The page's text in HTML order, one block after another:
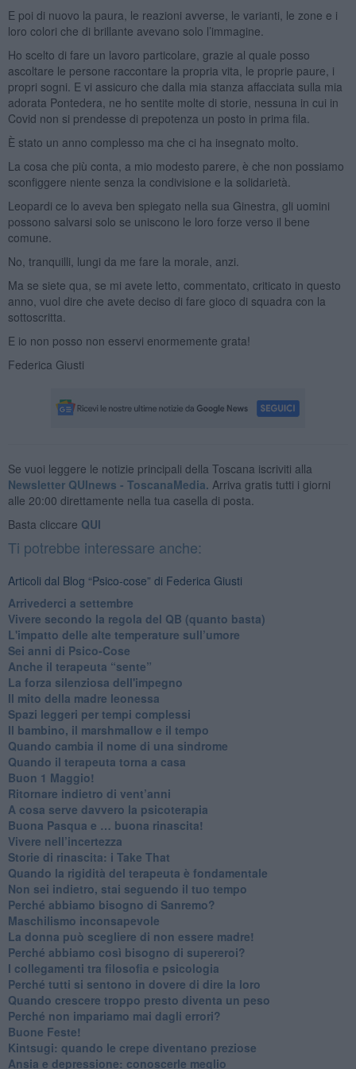
E poi di nuovo la paura, le reazioni avverse, le varianti, le zone e i
loro colori che di brillante avevano solo l’immagine.
Ho scelto di fare un lavoro particolare, grazie al quale posso
ascoltare le persone raccontare la propria vita, le proprie paure, i
propri sogni. E vi assicuro che dalla mia stanza affacciata sulla mia
adorata Pontedera, ne ho sentite molte di storie, nessuna in cui in
Covid non si prendesse di prepotenza un posto in prima fila.
È stato un anno complesso ma che ci ha insegnato molto.
La cosa che più conta, a mio modesto parere, è che non possiamo
sconfiggere niente senza la condivisione e la solidarietà.
Leopardi ce lo aveva ben spiegato nella sua Ginestra, gli uomini
possono salvarsi solo se uniscono le loro forze verso il bene
comune.
No, tranquilli, lungi da me fare la morale, anzi.
Ma se siete qua, se mi avete letto, commentato, criticato in questo
anno, vuol dire che avete deciso di fare gioco di squadra con la
sottoscritta.
E io non posso non esservi enormemente grata!
Federica Giusti
Se vuoi leggere le notizie principali della Toscana iscriviti alla
Newsletter QUInews - ToscanaMedia. Arriva gratis tutti i giorni
alle 20:00 direttamente nella tua casella di posta.
Basta cliccare QUI
Ti potrebbe interessare anche:
Articoli dal Blog “Psico-cose” di Federica Giusti
​Arrivederci a settembre
​Vivere secondo la regola del QB (quanto basta)
​L'impatto delle alte temperature sull’umore
Sei anni di Psico-Cose
​Anche il terapeuta “sente”
​La forza silenziosa dell'impegno
​Il mito della madre leonessa
Spazi leggeri per tempi complessi
Il bambino, il marshmallow e il tempo
​Quando cambia il nome di una sindrome
​Quando il terapeuta torna a casa
​Buon 1 Maggio!
Ritornare indietro di vent’anni
​A cosa serve davvero la psicoterapia
​Buona Pasqua e … buona rinascita!
​Vivere nell’incertezza
​Storie di rinascita: i Take That
​Quando la rigidità del terapeuta è fondamentale
​Non sei indietro, stai seguendo il tuo tempo
​Perché abbiamo bisogno di Sanremo?
​Maschilismo inconsapevole
​La donna può scegliere di non essere madre!
​Perché abbiamo così bisogno di supereroi?
​I collegamenti tra filosofia e psicologia
​Perché tutti si sentono in dovere di dire la loro
​Quando crescere troppo presto diventa un peso
​Perché non impariamo mai dagli errori?
​Buone Feste!
​Kintsugi: quando le crepe diventano preziose
Ansia e depressione: conoscerle meglio